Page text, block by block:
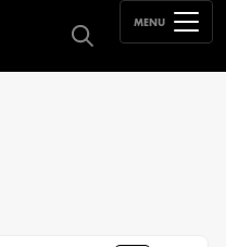
MENU